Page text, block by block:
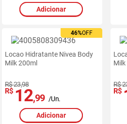
Adicionar
46%OFF
46%OFF
Locao Hidratante Nivea Body
Milk 200ml
R$ 23,98
R$ 12,99 /Un.
Adicionar
Milk
R$
R$